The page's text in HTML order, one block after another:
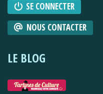
SE CONNECTER
NOUS CONTACTER
LE BLOG